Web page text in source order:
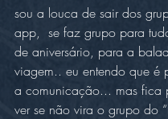
sou a louca de sair dos
app,  se faz grupo para
de aniversário, para a
viagem.. eu entendo que é
a comunicação... mas fica
ver se não vira o grupo do